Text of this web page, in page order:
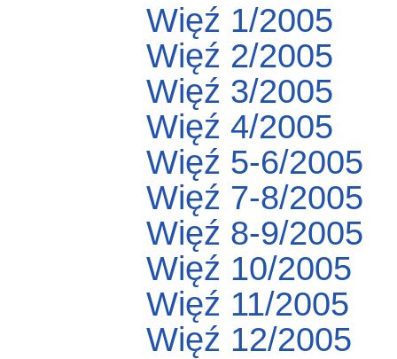
Więź 1/2005
Więź 2/2005
Więź 3/2005
Więź 4/2005
Więź 5-6/2005
Więź 7-8/2005
Więź 8-9/2005
Więź 10/2005
Więź 11/2005
Więź 12/2005